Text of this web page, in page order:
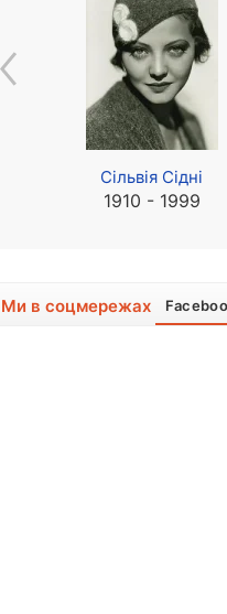
Сільвія Сідні
1910 - 1999
Ми в соцмережах